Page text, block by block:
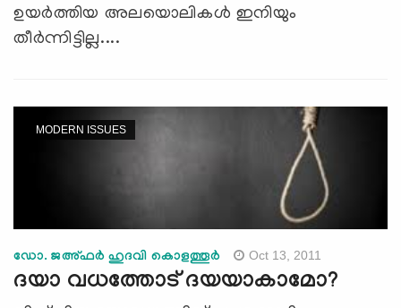
ഉയര്‍ത്തിയ അലയൊലികള്‍ ഇനിയും
തീര്‍ന്നിട്ടില്ല....
MODERN ISSUES
ഡോ. ജഅ്ഫര്‍ ഹുദവി കൊളത്തൂര്‍ Oct 13, 2011
ദയാ വധത്തോട് ദയയാകാമോ?